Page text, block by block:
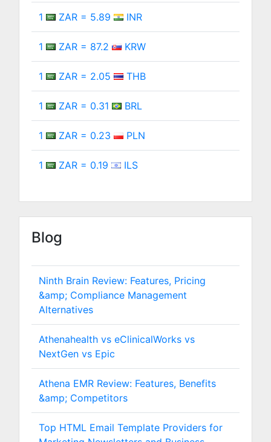
1 ZAR = 5.89 INR
1 ZAR = 87.2 KRW
1 ZAR = 2.05 THB
1 ZAR = 0.31 BRL
1 ZAR = 0.23 PLN
1 ZAR = 0.19 ILS
Blog
Ninth Brain Review: Features, Pricing
&amp; Compliance Management
Alternatives
Athenahealth vs eClinicalWorks vs
NextGen vs Epic
Athena EMR Review: Features, Benefits
&amp; Competitors
Top HTML Email Template Providers for